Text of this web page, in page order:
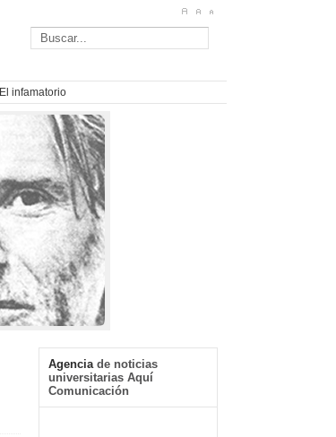
El infamatorio
Agencia de noticias
universitarias Aquí
Comunicación